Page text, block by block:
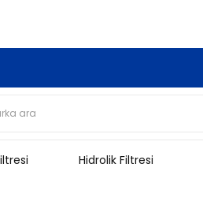
Hidrolik Filtresi